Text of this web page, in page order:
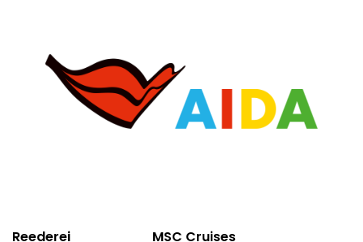
Reederei MSC Cruises